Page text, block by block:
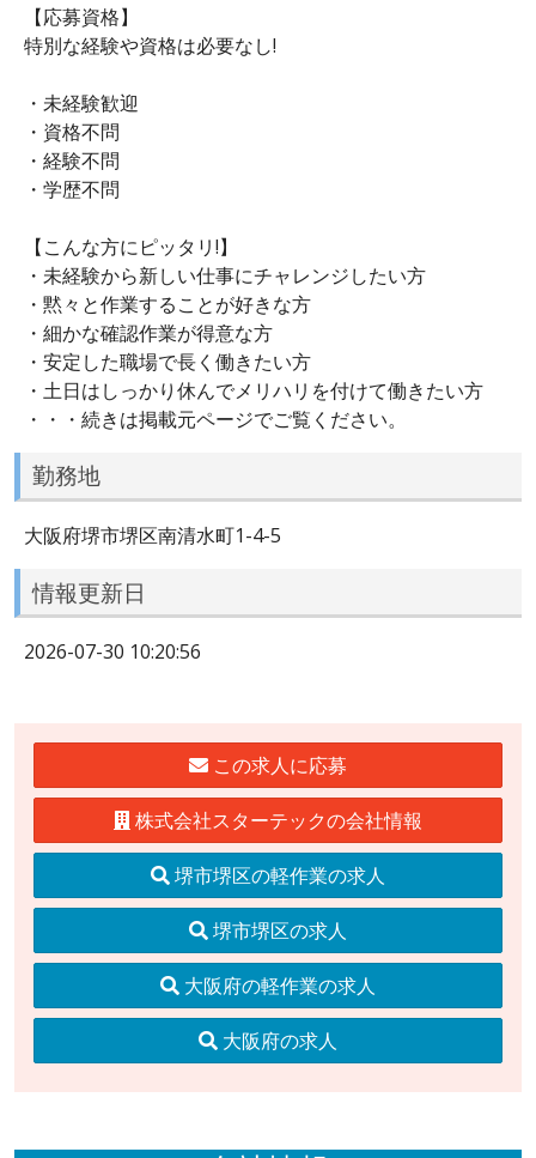
【応募資格】
特別な経験や資格は必要なし!
・未経験歓迎
・資格不問
・経験不問
・学歴不問
【こんな方にピッタリ!】
・未経験から新しい仕事にチャレンジしたい方
・黙々と作業することが好きな方
・細かな確認作業が得意な方
・安定した職場で長く働きたい方
・土日はしっかり休んでメリハリを付けて働きたい方
・・・続きは掲載元ページでご覧ください。
勤務地
大阪府堺市堺区南清水町1-4-5
情報更新日
2026-07-30 10:20:56
この求人に応募
株式会社スターテックの会社情報
堺市堺区の軽作業の求人
堺市堺区の求人
大阪府の軽作業の求人
大阪府の求人